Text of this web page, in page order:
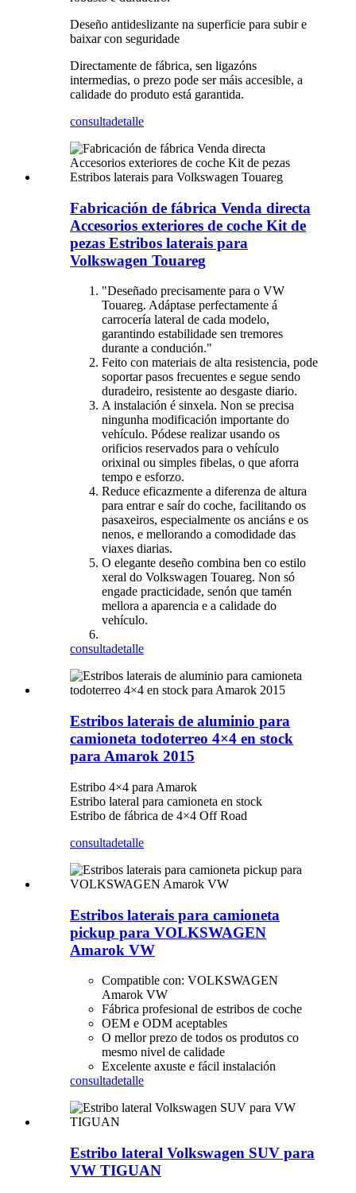
Deseño antideslizante na superficie para subir e
baixar con seguridade
Directamente de fábrica, sen ligazóns
intermedias, o prezo pode ser máis accesible, a
calidade do produto está garantida.
consultadetalle
Fabricación de fábrica Venda directa
Accesorios exteriores de coche Kit de
pezas Estribos laterais para
Volkswagen Touareg
"Deseñado precisamente para o VW
Touareg. Adáptase perfectamente á
carrocería lateral de cada modelo,
garantindo estabilidade sen tremores
durante a condución."
Feito con materiais de alta resistencia, pode
soportar pasos frecuentes e segue sendo
duradeiro, resistente ao desgaste diario.
A instalación é sinxela. Non se precisa
ningunha modificación importante do
vehículo. Pódese realizar usando os
orificios reservados para o vehículo
orixinal ou simples fibelas, o que aforra
tempo e esforzo.
Reduce eficazmente a diferenza de altura
para entrar e saír do coche, facilitando os
pasaxeiros, especialmente os anciáns e os
nenos, e mellorando a comodidade das
viaxes diarias.
O elegante deseño combina ben co estilo
xeral do Volkswagen Touareg. Non só
engade practicidade, senón que tamén
mellora a aparencia e a calidade do
vehículo.
consultadetalle
Estribos laterais de aluminio para
camioneta todoterreo 4×4 en stock
para Amarok 2015
Estribo 4×4 para Amarok
Estribo lateral para camioneta en stock
Estribo de fábrica de 4×4 Off Road
consultadetalle
Estribos laterais para camioneta
pickup para VOLKSWAGEN
Amarok VW
Compatible con: VOLKSWAGEN
Amarok VW
Fábrica profesional de estribos de coche
OEM e ODM aceptables
O mellor prezo de todos os produtos co
mesmo nivel de calidade
Excelente axuste e fácil instalación
consultadetalle
Estribo lateral Volkswagen SUV para
VW TIGUAN